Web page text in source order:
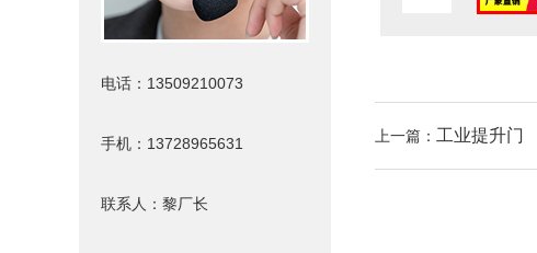
电话：13509210073
手机：13728965631
联系人：黎厂长
上一篇： 工业提升门